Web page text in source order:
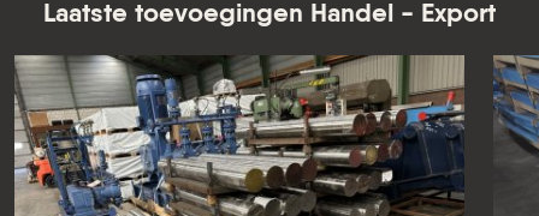
+31 485 571416
info@kelders-boxmeer.com
Laatste toevoegingen Handel - Export